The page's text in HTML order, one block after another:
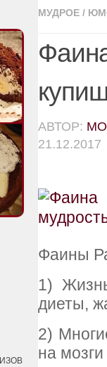
МУДРОЕ /
АВТОР:
21.12.2017
Фаины
1)
диеты,
2)
на мозги